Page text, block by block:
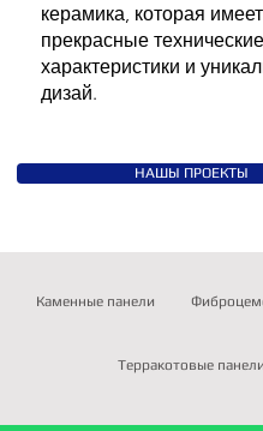
керамика, которая имеет
прекрасные технические
характеристики и
дизай.
НАШЫ ПРОЕКТЫ
Каменные панели
Терракотовые панели